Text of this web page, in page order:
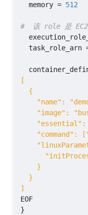
memory = 512
task_role_arn
EOF
}